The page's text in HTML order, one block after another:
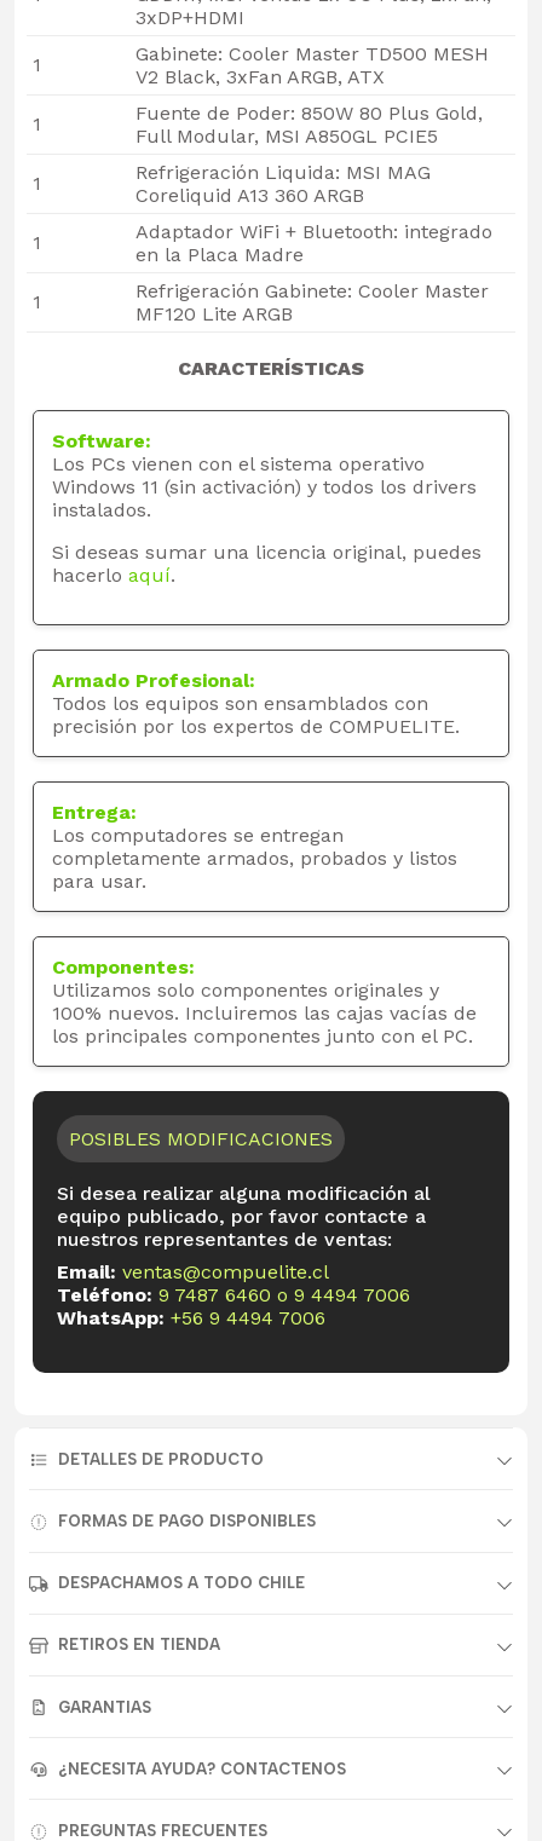
3xDP+HDMI
1
Gabinete: Cooler Master TD500 MESH
V2 Black, 3xFan ARGB, ATX
1
Fuente de Poder: 850W 80 Plus Gold,
Full Modular, MSI A850GL PCIE5
1
Refrigeración Liquida: MSI MAG
Coreliquid A13 360 ARGB
1
Adaptador WiFi + Bluetooth: integrado
en la Placa Madre
1
Refrigeración Gabinete: Cooler Master
MF120 Lite ARGB
CARACTERÍSTICAS
Software:
Los PCs vienen con el sistema operativo
Windows 11 (sin activación) y todos los drivers
instalados.
Si deseas sumar una licencia original, puedes
hacerlo aquí.
Armado Profesional:
Todos los equipos son ensamblados con
precisión por los expertos de COMPUELITE.
Entrega:
Los computadores se entregan
completamente armados, probados y listos
para usar.
Componentes:
Utilizamos solo componentes originales y
100% nuevos. Incluiremos las cajas vacías de
los principales componentes junto con el PC.
POSIBLES MODIFICACIONES
Si desea realizar alguna modificación al
equipo publicado, por favor contacte a
nuestros representantes de ventas:
Email: ventas@compuelite.cl
Teléfono: 9 7487 6460 o 9 4494 7006
WhatsApp: +56 9 4494 7006
DETALLES DE PRODUCTO
FORMAS DE PAGO DISPONIBLES
DESPACHAMOS A TODO CHILE
RETIROS EN TIENDA
GARANTIAS
¿NECESITA AYUDA? CONTACTENOS
PREGUNTAS FRECUENTES